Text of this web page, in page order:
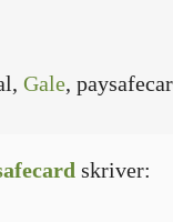
Gale,
skriver: